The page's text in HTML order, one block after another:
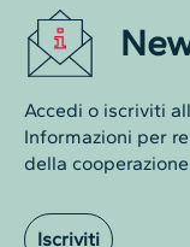
Accedi o iscriviti
Informazioni per
della
Iscriviti